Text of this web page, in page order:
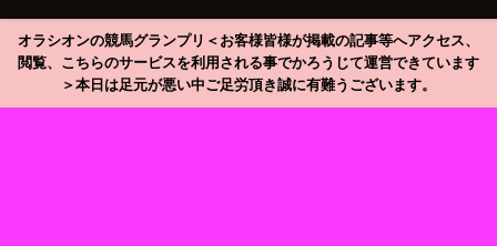
オラシオンの競馬グランプリ＜お客様皆様が掲載の記事等へアクセス、
閲覧、こちらのサービスを利用される事でかろうじて運営できています
＞本日は足元が悪い中ご足労頂き誠に有難うございます。